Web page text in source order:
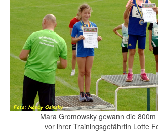
Mara Gromowsky gewann die 800m
vor ihrer Trainingsgefährtin Lotte